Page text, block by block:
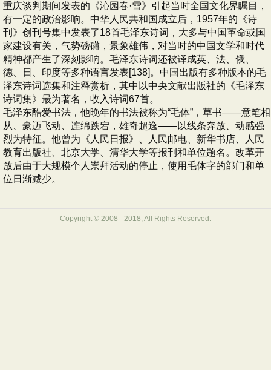
重庆谈判期间发表的《沁园春·雪》引起当时全国文化界瞩目，
有一定的政治影响。中华人民共和国成立后，1957年的《诗
刊》创刊号集中发表了18首毛泽东诗词，大多与中国革命或国
家建设有关，气势磅礴，景象雄伟，对当时的中国文学和时代
精神都产生了深刻影响。毛泽东诗词还被译成英、法、俄、
德、日、印度等多种语言发表[138]。中国出版有多种版本的毛
泽东诗词选集和注释赏析，其中以中央文献出版社的《毛泽东
诗词集》最为著名，收入诗词67首。
毛泽东酷爱书法，他晚年的书法被称为“毛体”，草书——意笔相
从、豪迈飞动、连绵跌宕，雄奇超逸——以线条奔放、动感强
烈为特征。他曾为《人民日报》、人民邮电、新华书店、人民
教育出版社、北京大学、清华大学等报刊和单位题名。改革开
放后由于大规模个人崇拜活动的停止，使用毛体字的部门和单
位日渐减少。
Copyright © 2008 - 2018, All Rights Reserved.